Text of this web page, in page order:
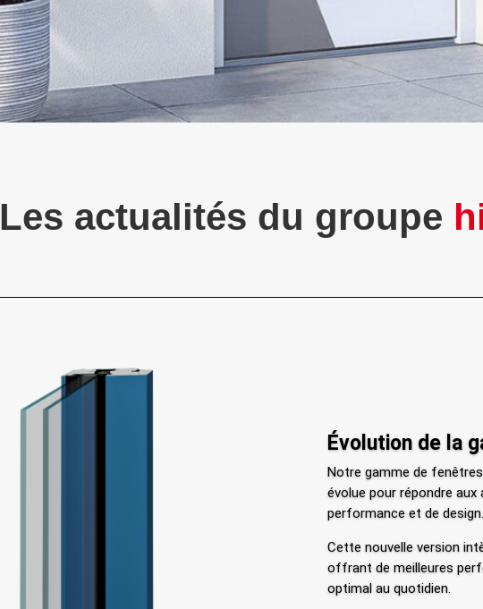
Les actualités du groupe
Évolution de la
Notre gamme de
évolue pour répondre
performance et de design.
Cette nouvelle version
offrant de meilleures
optimal au quotidien.